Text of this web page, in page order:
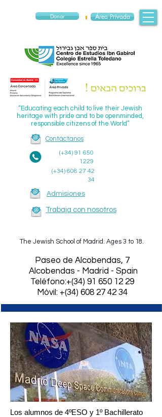
Donar Área Privada
The Jewish School of Madrid. Ages 3 to 18.
(+34) 91 650
1229
(+34) 608 27 42
34
Admisiones
“Educating each child to live their Jewish
heritage with pride and to be openminded,
responsible citizens of the World”
Trabaja con nosotros
Contáctanos
​Paseo de Alcobendas, 7
Alcobendas - Madrid - Spain
Teléfono:+(34) 91 650 12 29
Móvil: +(34) 608 27 42 34
Los alumnos de 4ºESO y 1º Bachillerato